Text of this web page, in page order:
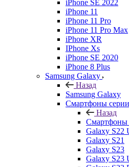
iPhone SE 2022
iPhone 11
iPhone 11 Pro
iPhone 11 Pro Max
iPhone XR
IPhone Xs
iPhone SE 2020
iPhone 8 Plus
Samsung Galaxy
Назад
Samsung Galaxy
Смартфоны
Назад
Смартфоны
Galaxy S22
Galaxy S21
Galaxy S23
Galaxy S23